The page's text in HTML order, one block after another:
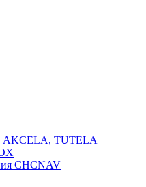
AKCELA, TUTELA
CHCNAV